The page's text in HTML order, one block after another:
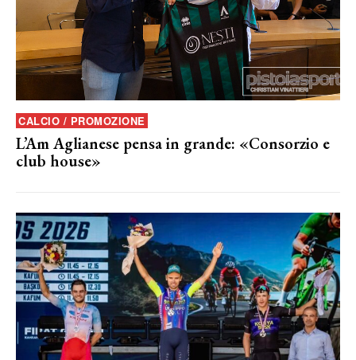
CALCIO / PROMOZIONE
L’Am Aglianese pensa in grande: «Consorzio e
club house»